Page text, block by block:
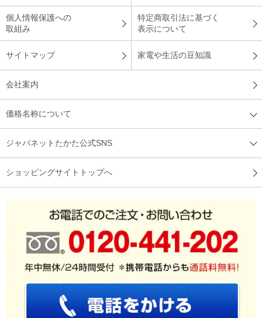
個人情報保護への
取組み
特定商取引法に基づく
表示について
サイトマップ 家電や生活の豆知識
会社案内
価格名称について
ジャパネットたかた公式SNS
ショッピングサイトトップへ